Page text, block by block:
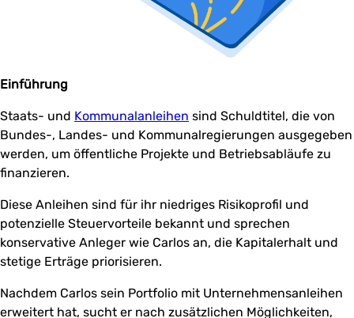
Einführung
Staats- und Kommunalanleihen sind Schuldtitel, die von
Bundes-, Landes- und Kommunalregierungen ausgegeben
werden, um öffentliche Projekte und Betriebsabläufe zu
finanzieren.
Diese Anleihen sind für ihr niedriges Risikoprofil und
potenzielle Steuervorteile bekannt und sprechen
konservative Anleger wie Carlos an, die Kapitalerhalt und
stetige Erträge priorisieren.
Nachdem Carlos sein Portfolio mit Unternehmensanleihen
erweitert hat, sucht er nach zusätzlichen Möglichkeiten,